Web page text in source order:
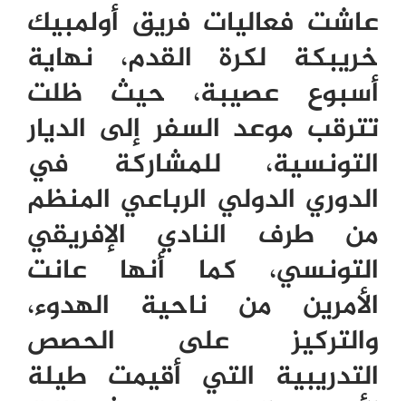
عاشت فعاليات فريق أولمبيك
خريبكة لكرة القدم، نهاية
أسبوع عصيبة، حيث ظلت
تترقب موعد السفر إلى الديار
التونسية، للمشاركة في
الدوري الدولي الرباعي المنظم
من طرف النادي الإفريقي
التونسي، كما أنها عانت
الأمرين من ناحية الهدوء،
والتركيز على الحصص
التدريبية التي أقيمت طيلة